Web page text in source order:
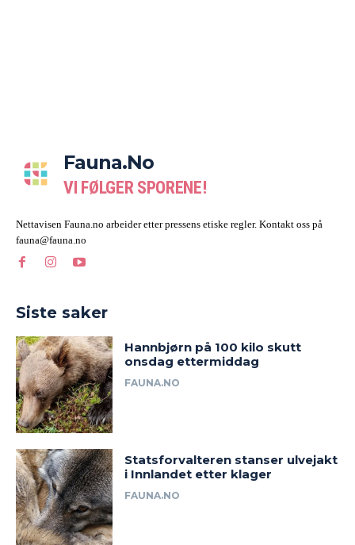
Fauna.no
VI FØLGER SPORENE!
Nettavisen Fauna.no arbeider etter pressens etiske regler. Kontakt oss på
fauna@fauna.no
Siste saker
Hannbjørn på 100 kilo skutt
onsdag ettermiddag
FAUNA.NO
Statsforvalteren stanser ulvejakt
i Innlandet etter klager
FAUNA.NO